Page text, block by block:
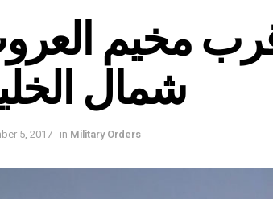
مخيم
شمال
5, 2017 in Military Orders